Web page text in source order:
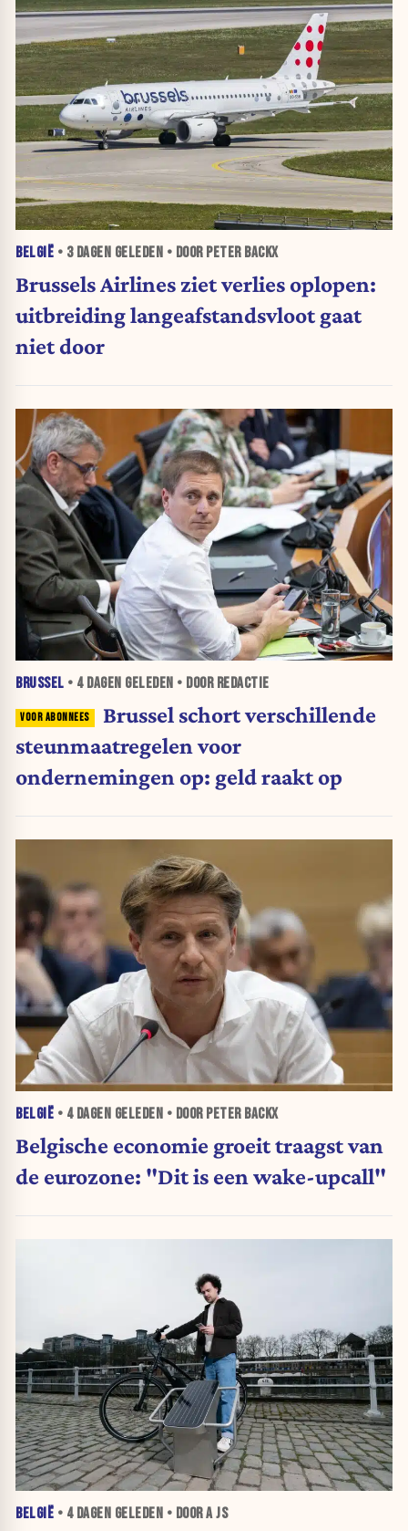
BELGIË • 3 DAGEN GELEDEN • DOOR PETER BACKX
Brussels Airlines ziet verlies oplopen:
uitbreiding langeafstandsvloot gaat
niet door
BRUSSEL • 4 DAGEN GELEDEN • DOOR REDACTIE
Brussel schort verschillende
steunmaatregelen voor
ondernemingen op: geld raakt op
BELGIË • 4 DAGEN GELEDEN • DOOR PETER BACKX
Belgische economie groeit traagst van
de eurozone: "Dit is een wake-upcall"
BELGIË • 4 DAGEN GELEDEN • DOOR A JS